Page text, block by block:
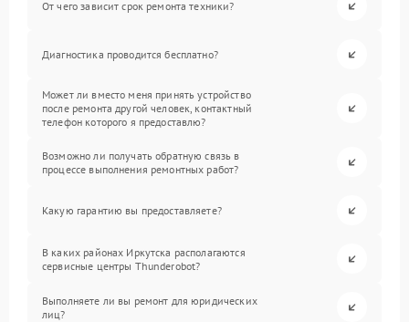
От чего зависит срок ремонта техники?
Диагностика проводится бесплатно?
Может ли вместо меня принять устройство
после ремонта другой человек, контактный
телефон которого я предоставлю?
Возможно ли получать обратную связь в
процессе выполнения ремонтных работ?
Какую гарантию вы предоставляете?
В каких районах Иркутска располагаются
сервисные центры Thunderobot?
Выполняете ли вы ремонт для юридических
лиц?